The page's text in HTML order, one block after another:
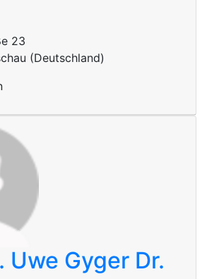
23
(Deutschland)
Uwe Gyger Dr.